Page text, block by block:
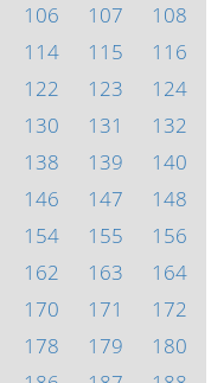
106 107
108
114 115
116
122 123
124
130 131
132
138 139
140
146 147
148
154 155
156
162 163
164
170 171
172
178 179
180